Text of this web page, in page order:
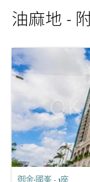
油麻地 -
御金·國峯 - 1座